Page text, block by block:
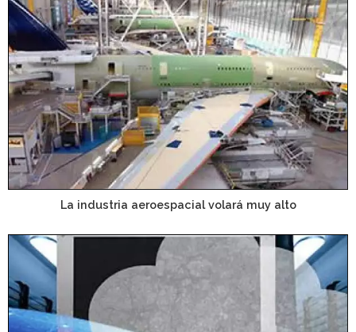
La industria aeroespacial volará muy alto